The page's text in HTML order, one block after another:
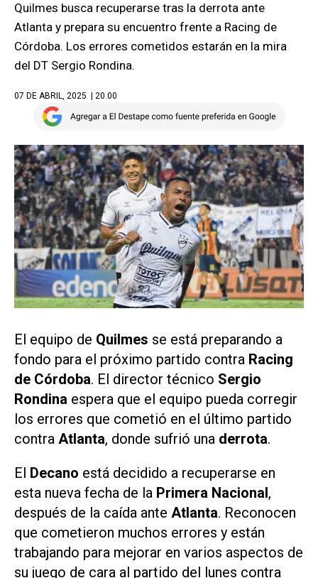
Quilmes busca recuperarse tras la derrota ante
Atlanta y prepara su encuentro frente a Racing de
Córdoba. Los errores cometidos estarán en la mira
del DT Sergio Rondina.
07 DE ABRIL, 2025 | 20.00
El equipo de Quilmes se está preparando a
fondo para el próximo partido contra Racing
de Córdoba. El director técnico Sergio
Rondina espera que el equipo pueda corregir
los errores que cometió en el último partido
contra Atlanta, donde sufrió una derrota.
El Decano está decidido a recuperarse en
esta nueva fecha de la Primera Nacional,
después de la caída ante Atlanta. Reconocen
que cometieron muchos errores y están
trabajando para mejorar en varios aspectos de
su juego de cara al partido del lunes contra